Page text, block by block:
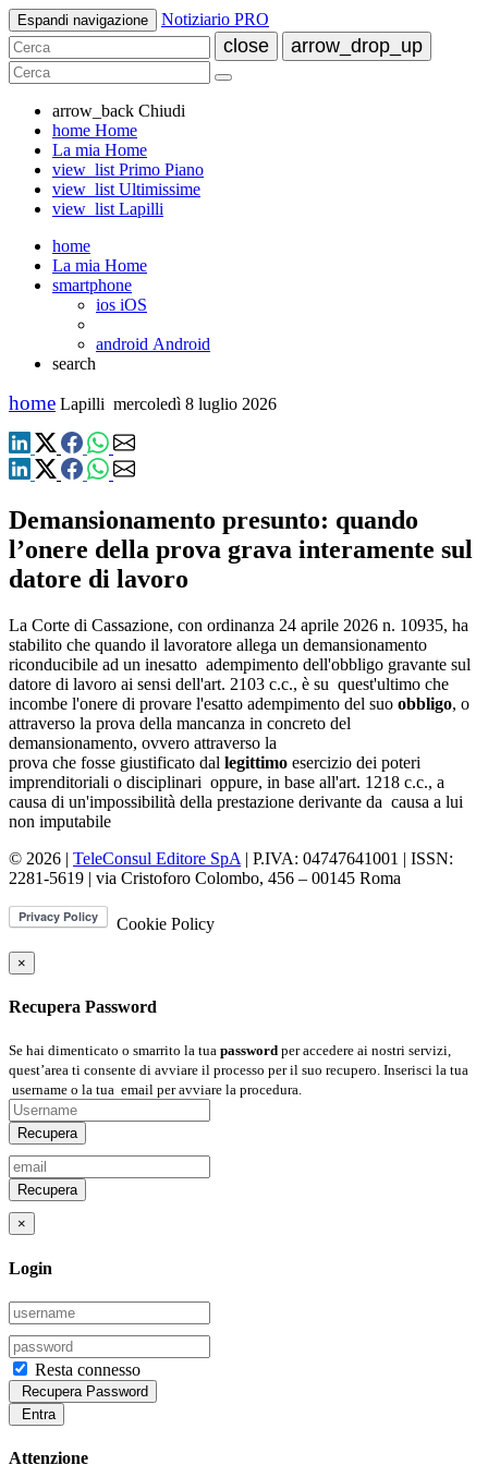
Espandi navigazione Notiziario PRO
close arrow_drop_up
arrow_back Chiudi
home Home
La mia Home
view_list Primo Piano
view_list Ultimissime
view_list Lapilli
home
La mia Home
smartphone
ios iOS
android Android
search
home Lapilli mercoledì 8 luglio 2026
Demansionamento presunto: quando
l’onere della prova grava interamente sul
datore di lavoro
La Corte di Cassazione, con ordinanza 24 aprile 2026 n. 10935, ha
stabilito che quando il lavoratore allega un demansionamento
riconducibile ad un inesatto adempimento dell'obbligo gravante sul
datore di lavoro ai sensi dell'art. 2103 c.c., è su quest'ultimo che
incombe l'onere di provare l'esatto adempimento del suo obbligo, o
attraverso la prova della mancanza in concreto del
demansionamento, ovvero attraverso la
prova che fosse giustificato dal legittimo esercizio dei poteri
imprenditoriali o disciplinari oppure, in base all'art. 1218 c.c., a
causa di un'impossibilità della prestazione derivante da causa a lui
non imputabile
© 2026 | TeleConsul Editore SpA | P.IVA: 04747641001 | ISSN:
2281-5619 | via Cristoforo Colombo, 456 – 00145 Roma
Cookie Policy
×
Recupera Password
Se hai dimenticato o smarrito la tua password per accedere ai nostri servizi,
quest’area ti consente di avviare il processo per il suo recupero. Inserisci la tua
username o la tua email per avviare la procedura.
Recupera
Recupera
×
Login
Resta connesso
Recupera Password
Entra
Attenzione